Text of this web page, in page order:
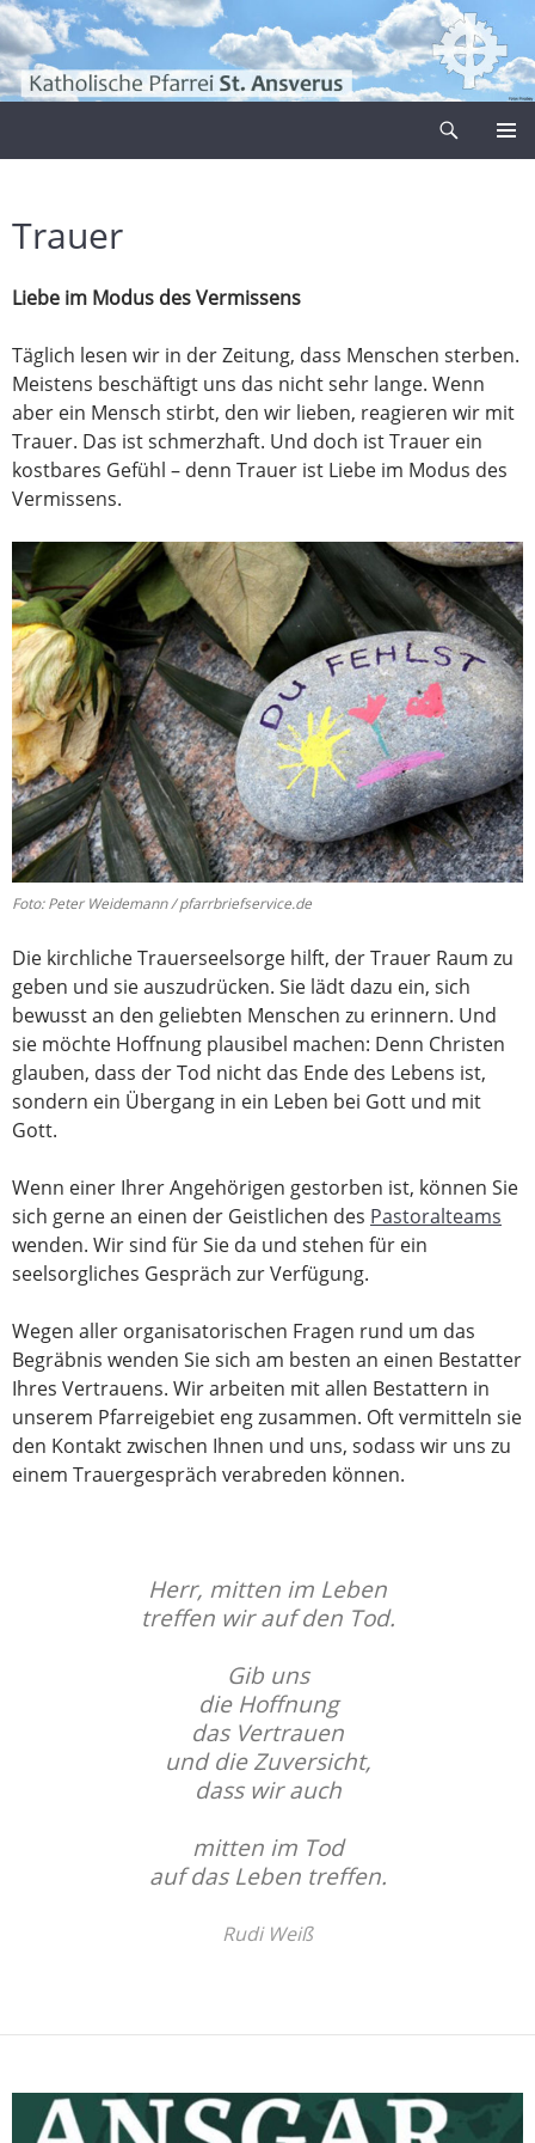
Zum
Inhalt
springen
Trauer
Liebe im Modus des Vermissens
Täglich lesen wir in der Zeitung, dass Menschen sterben.
Meistens beschäftigt uns das nicht sehr lange. Wenn
aber ein Mensch stirbt, den wir lieben, reagieren wir mit
Trauer. Das ist schmerzhaft. Und doch ist Trauer ein
kostbares Gefühl – denn Trauer ist Liebe im Modus des
Vermissens.
Foto: Peter Weidemann / pfarrbriefservice.de
Die kirchliche Trauerseelsorge hilft, der Trauer Raum zu
geben und sie auszudrücken. Sie lädt dazu ein, sich
bewusst an den geliebten Menschen zu erinnern. Und
sie möchte Hoffnung plausibel machen: Denn Christen
glauben, dass der Tod nicht das Ende des Lebens ist,
sondern ein Übergang in ein Leben bei Gott und mit
Gott.
Wenn einer Ihrer Angehörigen gestorben ist, können Sie
sich gerne an einen der Geistlichen des Pastoralteams
wenden. Wir sind für Sie da und stehen für ein
seelsorgliches Gespräch zur Verfügung.
Wegen aller organisatorischen Fragen rund um das
Begräbnis wenden Sie sich am besten an einen Bestatter
Ihres Vertrauens. Wir arbeiten mit allen Bestattern in
unserem Pfarreigebiet eng zusammen. Oft vermitteln sie
den Kontakt zwischen Ihnen und uns, sodass wir uns zu
einem Trauergespräch verabreden können.
Herr, mitten im Leben
treffen wir auf den Tod.
Gib uns
die Hoffnung
das Vertrauen
und die Zuversicht,
dass wir auch
mitten im Tod
auf das Leben treffen.
Rudi Weiß